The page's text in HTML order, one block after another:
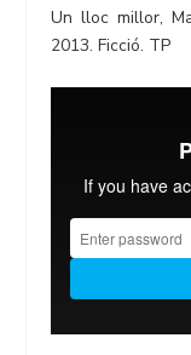
Un lloc millor,
2013. Ficció. TP